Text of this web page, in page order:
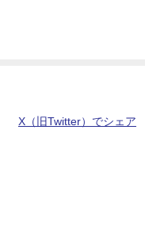
X（旧Twitter）でシェア